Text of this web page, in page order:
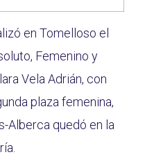
en Tomelloso el
Femenino y
Vela Adrián, con
plaza femenina,
Alberca quedó en la